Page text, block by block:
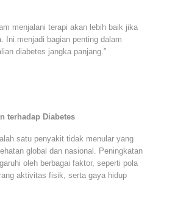
menjalani terapi akan lebih baik jika
Ini menjadi bagian penting dalam
diabetes jangka panjang.”
terhadap Diabetes
satu penyakit tidak menular yang
global dan nasional. Peningkatan
oleh berbagai faktor, seperti pola
aktivitas fisik, serta gaya hidup